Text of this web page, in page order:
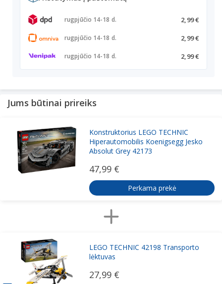
rugpjūčio 14-18 d. 2,99 €
rugpjūčio 14-18 d. 2,99 €
rugpjūčio 14-18 d. 2,99 €
Jums būtinai prireiks
Konstruktorius LEGO TECHNIC
Hiperautomobilis Koenigsegg Jesko
Absolut Grey 42173
47,99 €
Perkama prekė
LEGO TECHNIC 42198 Transporto
lėktuvas
27,99 €